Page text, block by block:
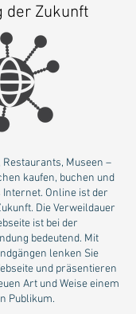
der Zukunft
Museen –
kaufen, buchen und
Online ist der
Die Verweildauer
ist bei der
bedeutend. Mit
lenken Sie
und präsentieren
Art und Weise einem
Publikum.